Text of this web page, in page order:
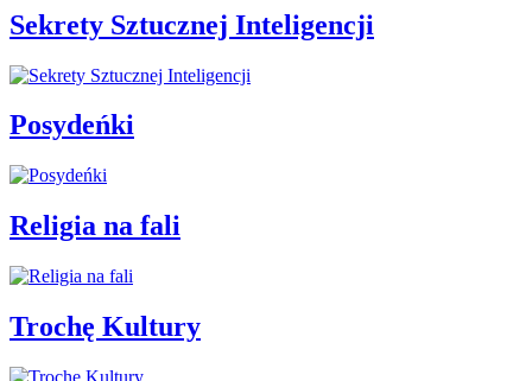
Sekrety Sztucznej Inteligencji
Posydeńki
Religia na fali
Trochę Kultury